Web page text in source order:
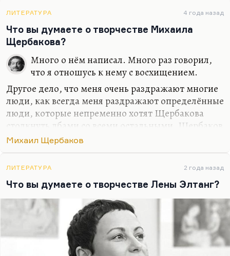
неожиданно из этих двух судеб извлечь урок. Это
довольно частая фигура у Щербакова — кто-то
невзрачный, незаметный, кто тем не менее собой
оправдает нашу жизнь. Это есть у него и в
замечательной песне «Природа не терпит
пустоты», где вот это: «Изгнав меня, натура
выполнит кульбит».…
ЛИТЕРАТУРА 4 года назад
Что вы думаете о творчестве Михаила
Щербакова?
Много о нём написал. Много раз говорил,
что я отношусь к нему с восхищением.
Другое дело, что меня очень раздражают многие
люди, как всегда меня раздражают определённые
люди, которые непременно хотят Щербакова
столкнуть лбами со всеми остальными. Щербаков
— представитель мощной традиции. В русле этой
плотно взаимодействует. И мне кажется, что
пытаться сделать из него гордого одиночку,
отрицающего всех современников — это
примерно то же, что сделать имперского поэта из
Бродского. То есть, грубо говоря, это поведение
неумных фанатов, которые сейчас, разумеется, и
эту реплику широко растиражируют, и долго
будут её обсуждать и обсасывать,…
Михаил Щербаков
ЛИТЕРАТУРА 2 года назад
Что вы думаете о творчестве Лены Элтанг?